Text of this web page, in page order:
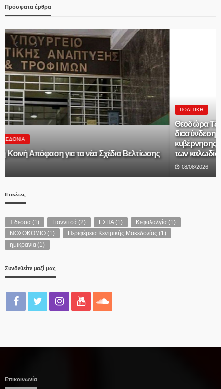
Πρόσφατα άρθρα
ΠΟΛΙΤΙΚΉ
Θεοδώρα Τζάκρη: «Ανεμογεννήτρια χωρίς υπόγεια
διασύνδεση σημαίνει πυρκαγιά- Πρωτοφανής αμέλεια
κυβέρνησης και ιδιωτικού ΔΕΔΔΗΕ για την υπογειοποίηση
των καλωδίων- Χάθηκαν τα κονδύλια»
Ετικέτες
Έδεσσα (1) Γιαννιτσά (2) ΕΣΠΑ(1) Κεφαλαλγία (1)
ΝΟΣΟΚΟΜΙΟ (1) Περιφέρεια Κεντρικής Μακεδονίας (1)
ημικρανία (1)
Συνδεθείτε μαζί μας
Επικοινωνία